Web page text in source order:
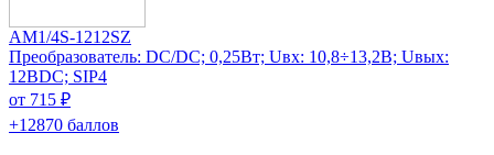
AM1/4S-1212SZ
Преобразователь: DC/DC; 0,25Вт; Uвх: 10,8÷13,2В; Uвых:
12ВDC; SIP4
от 715 ₽
+12870 баллов